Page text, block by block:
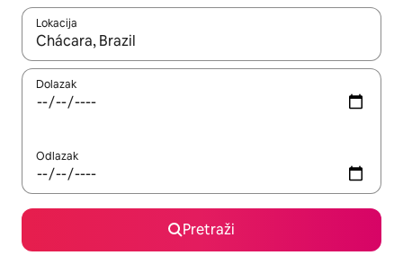
Lokacija
Kada budu dostupni rezultati, moći ćete ih pregledati
Dolazak
Odlazak
Pretraži